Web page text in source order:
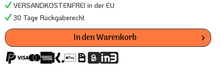
VERSANDKOSTENFREI in der EU
30 Tage Rückgaberecht
In denWarenkorb